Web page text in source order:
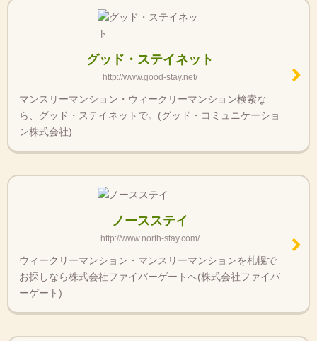
グッド・ステイネット
http://www.good-stay.net/
マンスリーマンション・ウィークリーマンション検索な
ら、グッド・ステイネットで。(グッド・コミュニケーショ
ン株式会社)
ノースステイ
http://www.north-stay.com/
ウィークリーマンション・マンスリーマンションを札幌で
お探しなら株式会社ファイバーゲートへ(株式会社ファイバ
ーゲート)